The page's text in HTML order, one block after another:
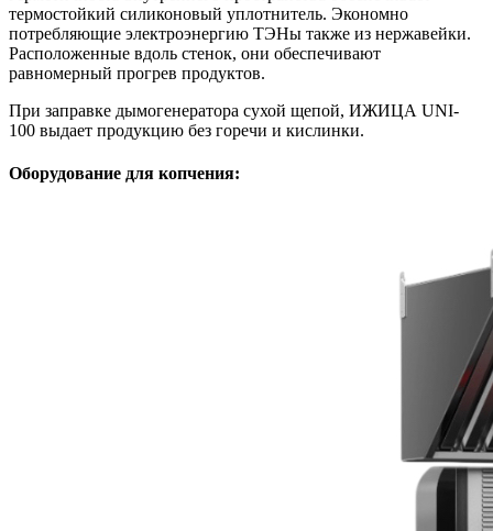
термостойкий силиконовый уплотнитель. Экономно
потребляющие электроэнергию ТЭНы также из нержавейки.
Расположенные вдоль стенок, они обеспечивают
равномерный прогрев продуктов.
При заправке дымогенератора сухой щепой, ИЖИЦА UNI-
100 выдает продукцию без горечи и кислинки.
Оборудование для копчения: